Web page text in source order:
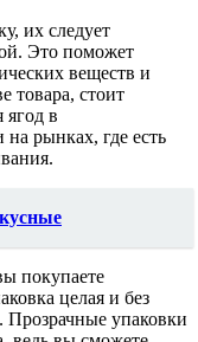
их следует
Это поможет
веществ и
товара, стоит
ягод в
рынках, где есть
покупаете
целая и без
Прозрачные упаковки